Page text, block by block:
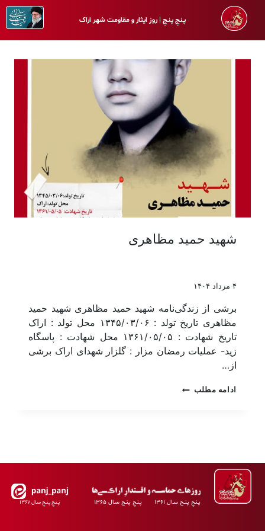
پـنجِ پنـجِ | روز ایثار و مقاومت شهر اراک
شهید حمید مظاهری
۴ مرداد ۱۴۰۴
برشی از زندگی‌نامه شهید حمید مظاهری شهید حمید
مظاهری تاریخ تولد : ۱۳۴۵/۰۳/۰۶ محل تولد : اراک
تاریخ شهادت : ۱۳۶۱/۰۵/۰۵ محل شهادت : پاسگاه
زید- عملیات رمضان مزار : گلزار شهدای اراک برشی
از…
ادامه مطلب
پـنجِ پنـج سـال ۱۳۶۱ پـنجِ پنـج سـال ۱۳۶۵ پـنجِ پنـجِ سـال ۱۳۶۷